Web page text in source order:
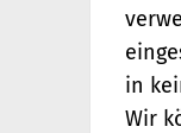
in
Wir